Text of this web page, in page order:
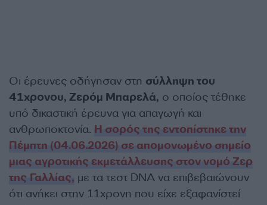
Οι έρευνες οδήγησαν στη σύλληψη του
41χρονου, Ζερόμ Μπαρελά, ο οποίος τέθηκε
υπό δικαστική έρευνα για απαγωγή και
ανθρωποκτονία. Η σορός της εντοπίστηκε την
Πέμπτη (04.06.2026) σε απομονωμένο σημείο
μιας αγροτικής εκμετάλλευσης στον νομό Ζερ
της Γαλλίας, με τα τεστ DNA να επιβεβαιώνουν
ότι ανήκει στην 11χρονη που είχε εξαφανίστεί